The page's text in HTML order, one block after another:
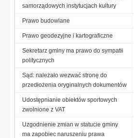
samorządowych instytucjach kultury
Prawo budowlane
Prawo geodezyjne i kartograficzne
Sekretarz gminy ma prawo do sympatii
politycznych
Sąd: należało wezwać stronę do
przedłożenia oryginalnych dokumentów
Udostępnianie obiektów sportowych
zwolnione z VAT
Uzgodnienie zmian w statucie gminy
ma zapobiec naruszeniu prawa